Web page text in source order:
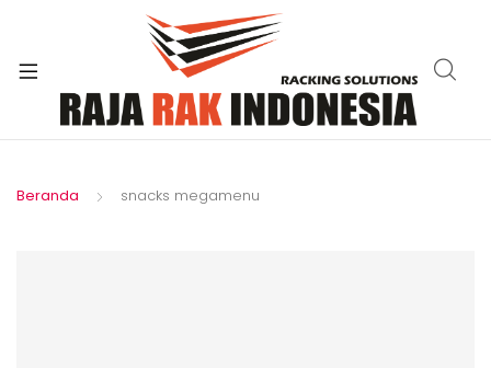
Beranda snacks megamenu